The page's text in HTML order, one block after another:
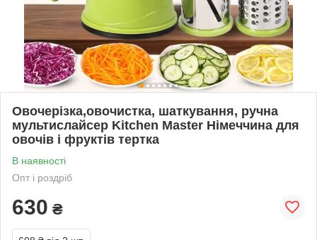
Овочерізка,овочистка, шаткування, ручна
мультислайсер Kitchen Master Німеччина для
овочів і фруктів тертка
В наявності
Опт і роздріб
630 ₴